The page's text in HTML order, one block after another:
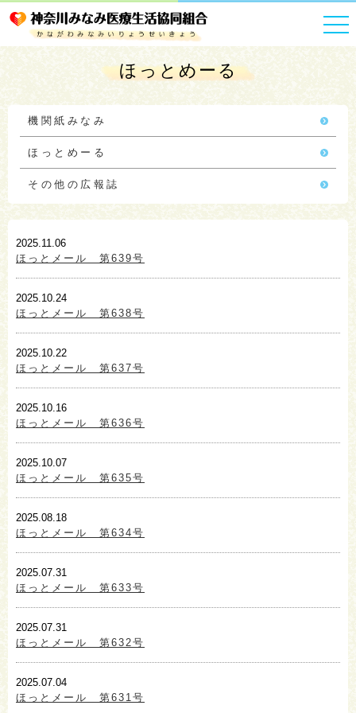
HOME 広報 ほっとめーる
ほっとめーる
機関紙みなみ
ほっとめーる
その他の広報誌
2025.11.06
ほっとメール 第639号
2025.10.24
ほっとメール 第638号
2025.10.22
ほっとメール 第637号
2025.10.16
ほっとメール 第636号
2025.10.07
ほっとメール 第635号
2025.08.18
ほっとメール 第634号
2025.07.31
ほっとメール 第633号
2025.07.31
ほっとメール 第632号
2025.07.04
ほっとメール 第631号